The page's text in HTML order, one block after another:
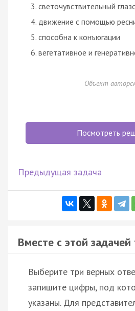
светочувствительный
движение с помощью
способна к конъюгации
вегетативное и
Объект
Посмотреть
Предыдущая задача
Вместе с этой
Выберите три верных
запишите цифры, под
указаны. Для